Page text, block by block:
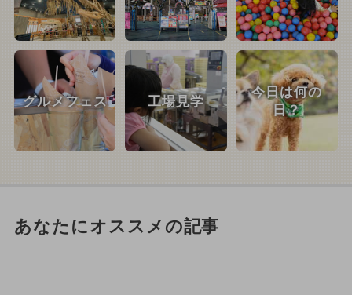
グルメフェス 工場見学
今日は何の
日？
あなたにオススメの記事